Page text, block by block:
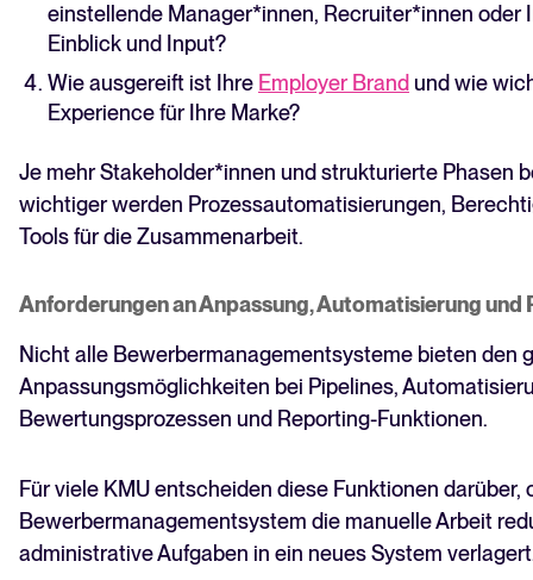
einstellende Manager*innen, Recruiter*innen oder
Einblick und Input?
Wie ausgereift ist Ihre Employer Brand und wie
Experience für Ihre Marke?
Je mehr Stakeholder*innen und strukturierte Phasen
wichtiger werden Prozessautomatisierungen,
Tools für die Zusammenarbeit.
Anforderungen an Anpassung, Automatisierung und
Nicht alle Bewerbermanagementsysteme bieten den
Anpassungsmöglichkeiten bei Pipelines,
Bewertungsprozessen und Reporting-Funktionen.
Für viele KMU entscheiden diese Funktionen darüber,
Bewerbermanagementsystem die manuelle Arbeit
administrative Aufgaben in ein neues System